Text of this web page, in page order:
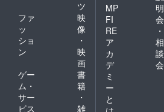
ツ
ファ
ッ
ショ
ン
映
像
・
映
画
ゲー
ム・
サー
ビス
書
籍
・
雑
MP
FI
RE
ア
カ
デ
ミ
ー
と
明
会
・
相
談
会